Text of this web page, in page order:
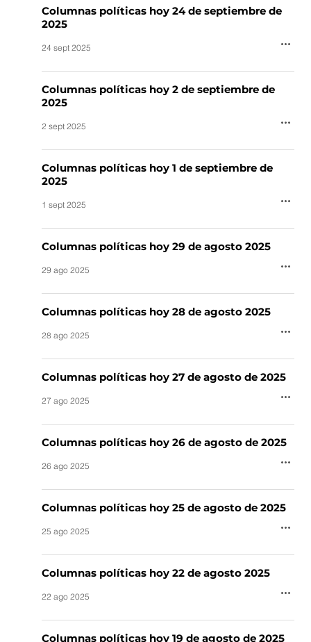
Columnas políticas hoy 24 de septiembre de
2025
24 sept 2025
Columnas políticas hoy 2 de septiembre de
2025
2 sept 2025
Columnas políticas hoy 1 de septiembre de
2025
1 sept 2025
Columnas políticas hoy 29 de agosto 2025
29 ago 2025
Columnas políticas hoy 28 de agosto 2025
28 ago 2025
Columnas políticas hoy 27 de agosto de 2025
27 ago 2025
Columnas políticas hoy 26 de agosto de 2025
26 ago 2025
Columnas políticas hoy 25 de agosto de 2025
25 ago 2025
Columnas políticas hoy 22 de agosto 2025
22 ago 2025
Columnas políticas hoy 19 de agosto de 2025